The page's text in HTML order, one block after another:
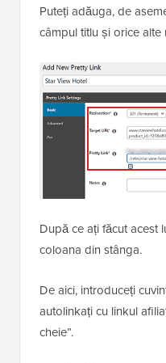
Puteți adăuga, de
câmpul titlu și orice alte
După ce ați făcut acest
coloana din stânga.
De aici, introduceți
autolinkați cu linkul
cheie”.